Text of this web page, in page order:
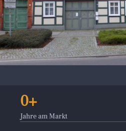
0
Jahre am Markt